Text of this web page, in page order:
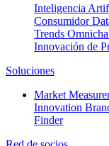
Inteligencia
Consumidor
Trends
Innovación de
Soluciones
Market
Innovation
Finder